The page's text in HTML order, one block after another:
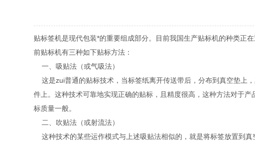
贴标签机是现代包装*的重要组成部分。目前我国生产贴标机的种类正
前贴标机有三种如下贴标方法：
一、吸贴法（或气吸法）
这是zui普通的贴标技术，当标签纸离开传送带后，分布到真空垫上
件上。这种技术可靠地实现正确的贴标，且精度很高，这种方法对于
标质量一般。
二、吹贴法（或射流法）
这种技术的某些运作模式与上述吸贴法相似的，就是将标签放置到真